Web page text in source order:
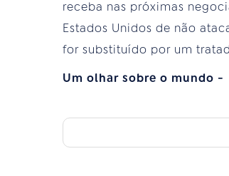
receba nas próximas
Estados Unidos de não
for substituído por um
Um olhar sobre o mundo -